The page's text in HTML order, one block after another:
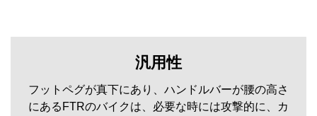
汎用性
フットペグが真下にあり、ハンドルバーが腰の高さ
にあるFTRのバイクは、必要な時には攻撃的に、カ